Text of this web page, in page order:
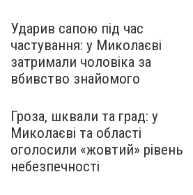
Ударив сапою під час
частування: у Миколаєві
затримали чоловіка за
вбивство знайомого
Гроза, шквали та град: у
Миколаєві та області
оголосили «жовтий» рівень
небезпечності